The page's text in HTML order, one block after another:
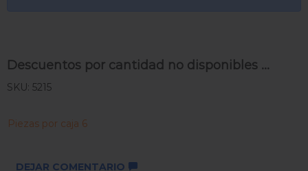
Descuentos por cantidad no disponibles ...
SKU: 5215
Piezas por caja 6
DEJAR COMENTARIO